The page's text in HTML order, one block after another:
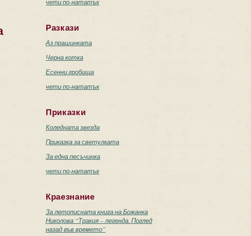
чети по-нататък
Разкази
Аз прашинката
Черна котка
Есенни гробища
чети по-нататък
Приказки
Коледната звезда
Приказка за светулката
За една песъчинка
чети по-нататък
Краезнание
За летописната книга на Божанка
Николова “Тракия – легенда. Поглед
назад във времето”